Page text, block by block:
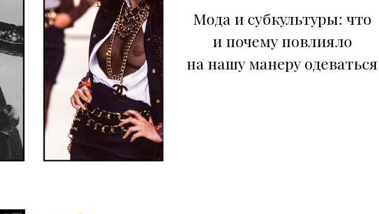
Мода и субкультуры: что
и почему повлияло
на нашу манеру одеваться